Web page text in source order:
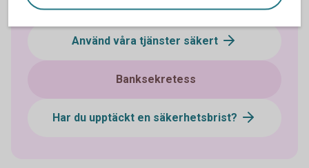
Använd våra tjänster säkert
Banksekretess
Har du upptäckt en säkerhetsbrist?